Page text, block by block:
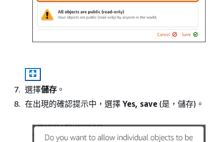
選擇儲存 。
在出現的確認提示中，選擇 Yes, save (是，儲存)。